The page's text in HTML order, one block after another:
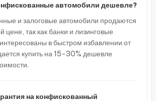
автомобили дешевле?
и залоговые автомобили продаются
цене, так как банки и лизинговые
в быстром избавлении от
купить на 15-30% дешевле
на конфискованный